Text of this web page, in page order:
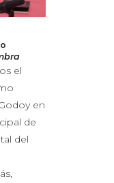
el
en
de
del